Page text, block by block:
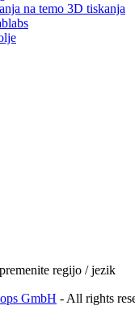
na temo 3D tiskanja
regijo / jezik
GmbH - All rights